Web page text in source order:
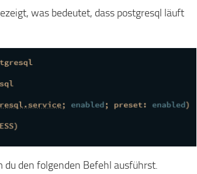
was bedeutet, dass postgresql läuft
den folgenden Befehl ausführst.